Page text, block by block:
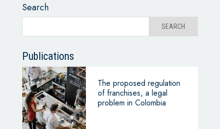
Search
Publications
The proposed regulation
of franchises, a legal
problem in Colombia